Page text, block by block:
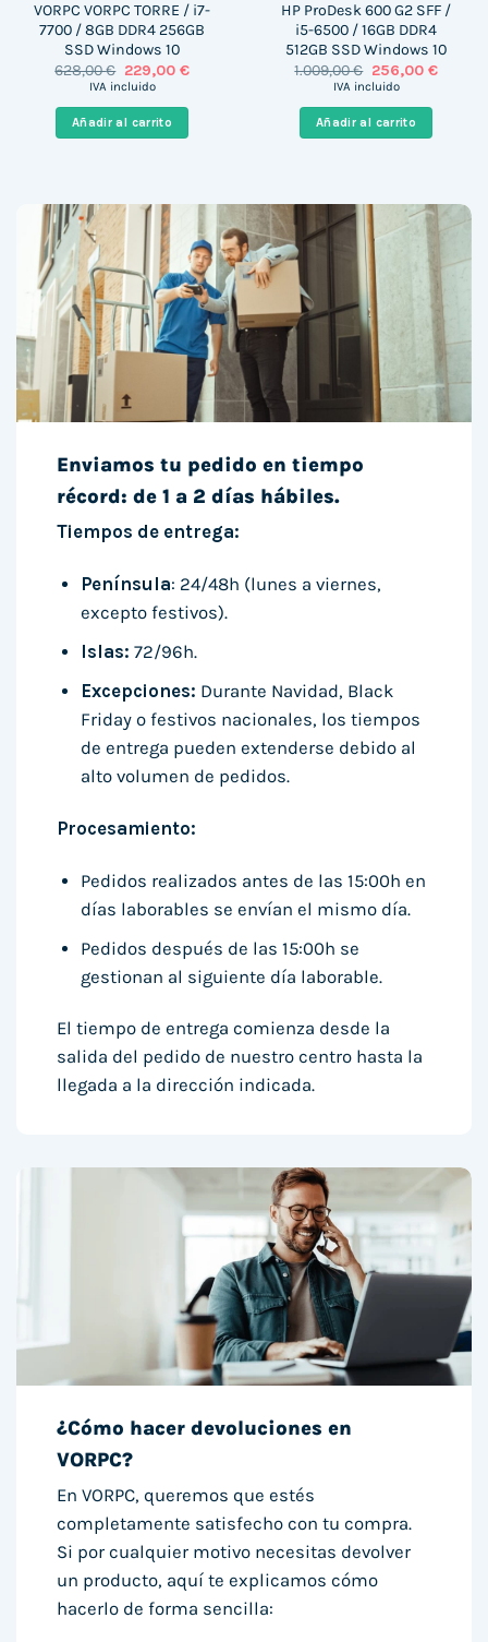
VORPC VORPC TORRE / i7-
7700 / 8GB DDR4 256GB
SSD Windows 10
628,00€ El
precio
era:
628,00 €.
229,00 €El
es:
229,00 €.
IVA incluido
Añadir al carrito
HP ProDesk 600 G2 SFF /
i5-6500 / 16GB DDR4
512GB SSD Windows 10
1.009,00€ El
precio
era:
1.009,00 €.
256,00 €El
IVA incluido
Añadir al carrito
Enviamos tu pedido en tiempo
récord: de 1 a 2 días hábiles.
Tiempos de entrega:
Península: 24/48h (lunes a viernes,
excepto festivos).
Islas: 72/96h.
Excepciones: Durante Navidad, Black
Friday o festivos nacionales, los tiempos
de entrega pueden extenderse debido al
alto volumen de pedidos.
Procesamiento:
Pedidos realizados antes de las 15:00h en
días laborables se envían el mismo día.
Pedidos después de las 15:00h se
gestionan al siguiente día laborable.
El tiempo de entrega comienza desde la
salida del pedido de nuestro centro hasta la
llegada a la dirección indicada.
¿Cómo hacer devoluciones en
VORPC?
En VORPC, queremos que estés
completamente satisfecho con tu compra.
Si por cualquier motivo necesitas devolver
un producto, aquí te explicamos cómo
hacerlo de forma sencilla: